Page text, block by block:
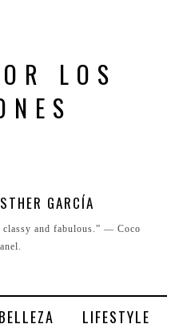
LOS
GARCÍA
and fabulous.” ― Coco
BELLEZA LIFESTYLE